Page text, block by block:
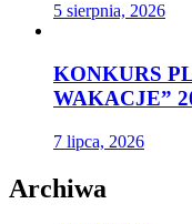
5 sierpnia, 2026
KONKURS
WAKACJE”
7 lipca, 2026
Archiwa